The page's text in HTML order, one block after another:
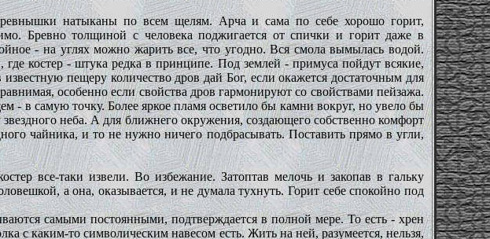
натыканы по всем щелям. Арча и сама по себе хорошо горит,
Бревно толщиной с человека поджигается от спички и горит даже в
- на углях можно жарить все, что угодно. Вся смола вымылась водой.
костер - штука редка в принципе. Под землей - примуса пойдут всякие,
пещеру количество дров дай Бог, если окажется достаточным для
особенно если свойства дров гармонируют со свойствами пейзажа.
- в самую точку. Более яркое пламя осветило бы камни вокруг, но увело бы
неба. А для ближнего окружения, создающего собственно комфорт
чайника, и то не нужно ничего подбрасывать. Поставить прямо в угли,
все-таки извели. Во избежание. Затоптав мелочь и закопав в гальку
а она, оказывается, и не думала тухнуть. Горит себе спокойно под
самыми постоянными, подтверждается в полной мере. То есть - хрен
с каким-то символическим навесом есть. Жить на ней, разумеется, нельзя,